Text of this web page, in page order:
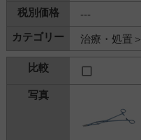
---
治療・処置＞